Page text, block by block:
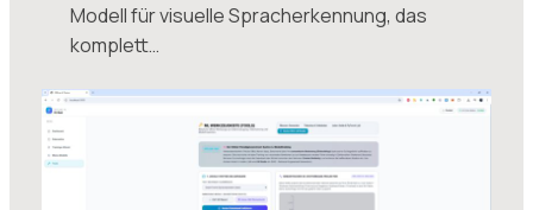
Modell für visuelle Spracherkennung, das
komplett…